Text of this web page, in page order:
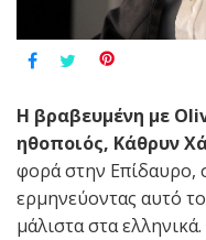
Η βραβευμένη με
ηθοποιός, Κάθρυν
φορά στην Επίδαυρο,
ερμηνεύοντας αυτό
μάλιστα στα ελληνικά.